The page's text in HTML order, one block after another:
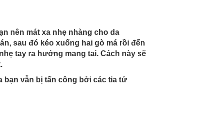
nên mát xa nhẹ nhàng cho da
sau đó kéo xuống hai gò má rồi đến
tay ra hướng mang tai. Cách này sẽ
bạn vẫn bị tấn công bởi các tia tử